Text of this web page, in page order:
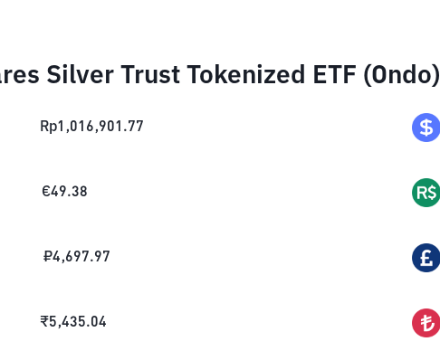
Silver Trust Tokenized ETF (Ondo)
Rp1,016,901.77
€49.38
₽4,697.97
₹5,435.04